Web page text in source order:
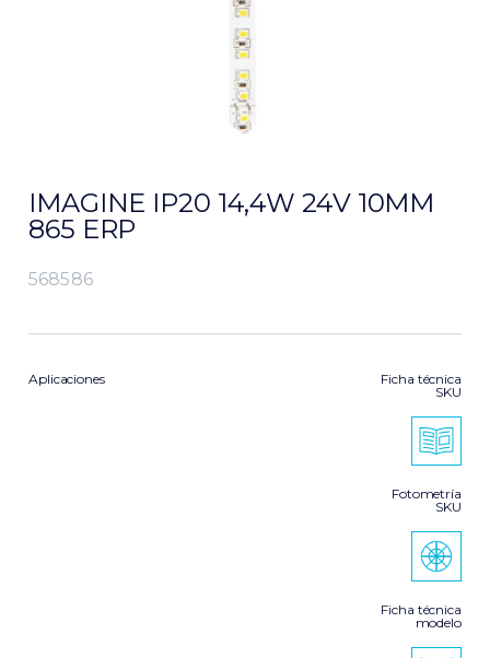
IMAGINE IP20 14,4W 24V 10MM
865 ERP
568586
Aplicaciones
Ficha técnica
SKU
Fotometría
SKU
Ficha técnica
modelo